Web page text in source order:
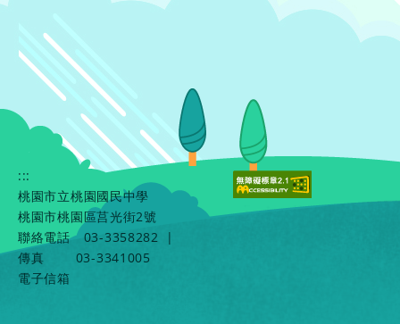
:::
桃園市立桃園國民中學
桃園市桃園區莒光街2號
聯絡電話
03-3358282
|
傳真
03-3341005
電子信箱